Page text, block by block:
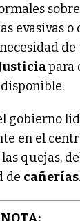
evasivas
para
gobierno
en el
quejas,
de cañerías.